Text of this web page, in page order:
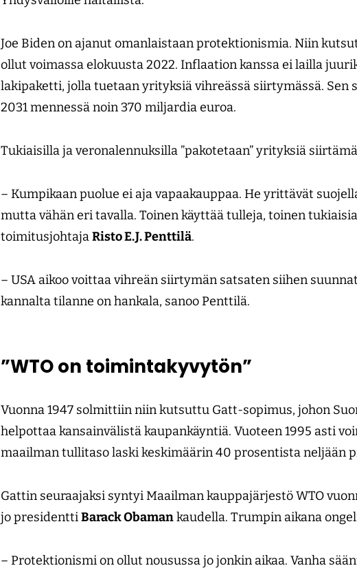
Joe Biden on ajanut omanlaistaan protektionismia. Niin
ollut voimassa elokuusta 2022. Inflaation kanssa ei lailla
lakipaketti, jolla tuetaan yrityksiä vihreässä siirtymässä. Sen
2031 mennessä noin 370 miljardia euroa.
Tukiaisilla ja veronalennuksilla ”pakotetaan” yrityksiä
– Kumpikaan puolue ei aja vapaakauppaa. He yrittävät
mutta vähän eri tavalla. Toinen käyttää tulleja, toinen
toimitusjohtajaRisto E.J. Penttilä.
– USA aikoo voittaa vihreän siirtymän satsaten siihen
kannalta tilanne on hankala, sanoo Penttilä.
”WTO on toimintakyvytön”
Vuonna 1947 solmittiin niin kutsuttu Gatt-sopimus, johon
helpottaa kansainvälistä kaupankäyntiä. Vuoteen 1995 asti
maailman tullitaso laski keskimäärin 40 prosentista neljään
Gattin seuraajaksi syntyi Maailman kauppajärjestö WTO
jo presidenttiBarack Obamankaudella. Trumpin aikana
– Protektionismi on ollut nousussa jo jonkin aikaa. Vanha